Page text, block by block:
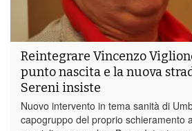
Reintegrare Vincenzo
punto nascita e la nuova
Sereni insiste
Nuovo intervento in tema sanità di
capogruppo del proprio schieramento